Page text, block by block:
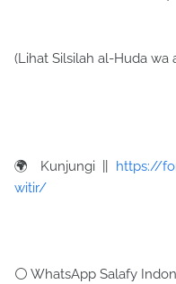
(Lihat Silsilah al-Huda wa
🌍 Kunjungi || https://
witir/
⚪️ WhatsApp Salafy